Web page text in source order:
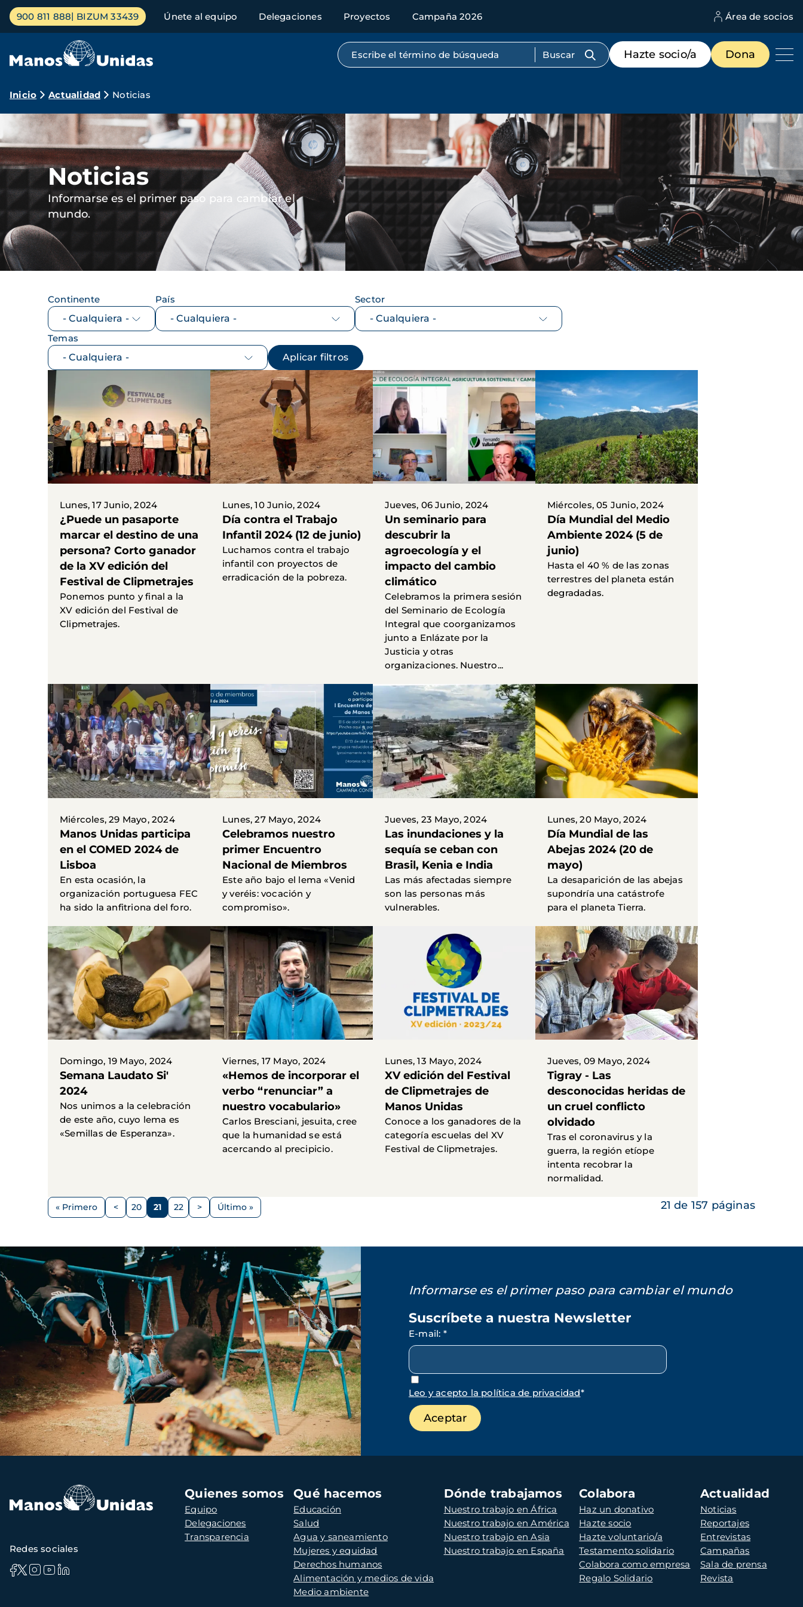
Pasar
contenido
Menú
principal
900 811 888 BIZUM 33439 Únete al equipo Delegaciones Proyectos Campaña 2026 Área de socios
Búsqueda por texto completo
Menú
de
destacados
Hazte socio/a Dona
Ruta
de
navegación
Inicio Actualidad Noticias
Imagen Imagen
Noticias
Informarse es el primer paso para cambiar el
mundo.
Continente País Sector
Temas
Lunes, 17 Junio, 2024
¿Puede un pasaporte
marcar el destino de una
persona? Corto ganador
de la XV edición del
Festival de Clipmetrajes
Ponemos punto y final a la
XV edición del Festival de
Clipmetrajes.
Lunes, 10 Junio, 2024
Día contra el Trabajo
Infantil 2024 (12 de junio)
Luchamos contra el trabajo
infantil con proyectos de
erradicación de la pobreza.
Jueves, 06 Junio, 2024
Un seminario para
descubrir la
agroecología y el
impacto del cambio
climático
Celebramos la primera sesión
del Seminario de Ecología
Integral que coorganizamos
junto a Enlázate por la
Justicia y otras
organizaciones. Nuestro...
Miércoles, 05 Junio, 2024
Día Mundial del Medio
Ambiente 2024 (5 de
junio)
Hasta el 40 % de las zonas
terrestres del planeta están
degradadas.
Miércoles, 29 Mayo, 2024
Manos Unidas participa
en el COMED 2024 de
Lisboa
En esta ocasión, la
organización portuguesa FEC
ha sido la anfitriona del foro.
Lunes, 27 Mayo, 2024
Celebramos nuestro
primer Encuentro
Nacional de Miembros
Este año bajo el lema «Venid
y veréis: vocación y
compromiso».
Jueves, 23 Mayo, 2024
Las inundaciones y la
sequía se ceban con
Brasil, Kenia e India
Las más afectadas siempre
son las personas más
vulnerables.
Lunes, 20 Mayo, 2024
Día Mundial de las
Abejas 2024 (20 de
mayo)
La desaparición de las abejas
supondría una catástrofe
para el planeta Tierra.
Domingo, 19 Mayo, 2024
Semana Laudato Si'
2024
Nos unimos a la celebración
de este año, cuyo lema es
«Semillas de Esperanza».
Viernes, 17 Mayo, 2024
«Hemos de incorporar el
verbo “renunciar” a
nuestro vocabulario»
Carlos Bresciani, jesuita, cree
que la humanidad se está
acercando al precipicio.
Lunes, 13 Mayo, 2024
XV edición del Festival
de Clipmetrajes de
Manos Unidas
Conoce a los ganadores de la
categoría escuelas del XV
Festival de Clipmetrajes.
Jueves, 09 Mayo, 2024
Tigray - Las
desconocidas heridas de
un cruel conflicto
olvidado
Tras el coronavirus y la
guerra, la región etíope
intenta recobrar la
normalidad.
Paginación
Primera
« Primero
Página
< Página
20 Página
21 Página
22
Siguiente
>
Última
Último » 21 de 157 páginas
Informarse es el primer paso para cambiar el mundo
Suscríbete a nuestra Newsletter
E-mail: *
Leo y acepto la política de privacidad*
Navegación
principal
Quienes somos
Equipo
Delegaciones
Transparencia
Qué hacemos
Educación
Salud
Agua y saneamiento
Mujeres y equidad
Derechos humanos
Alimentación y medios de vida
Medio ambiente
Dónde trabajamos
Nuestro trabajo en África
Nuestro trabajo en América
Nuestro trabajo en Asia
Nuestro trabajo en España
Colabora
Haz un donativo
Hazte socio
Hazte voluntario/a
Testamento solidario
Colabora como empresa
Regalo Solidario
Actualidad
Noticias
Reportajes
Entrevistas
Campañas
Sala de prensa
Revista
Redes sociales